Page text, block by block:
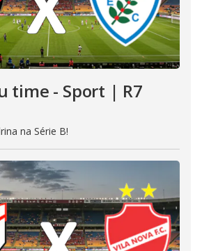
time - Sport | R7
na Série B!